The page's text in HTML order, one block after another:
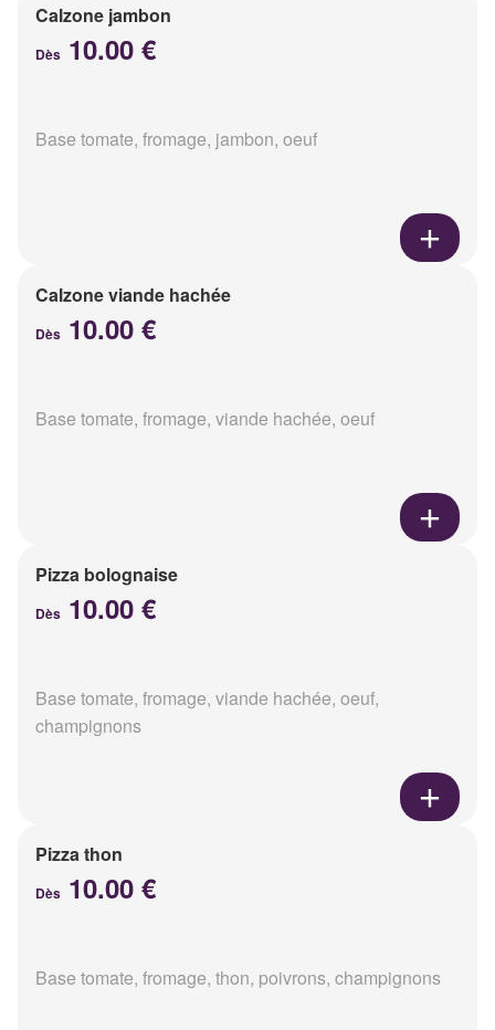
Calzone jambon
Dès 10.00 €
Base tomate, fromage, jambon, oeuf
Calzone viande hachée
Dès 10.00 €
Base tomate, fromage, viande hachée, oeuf
Pizza bolognaise
Dès 10.00 €
Base tomate, fromage, viande hachée, oeuf,
champignons
Pizza thon
Dès 10.00 €
Base tomate, fromage, thon, poivrons, champignons